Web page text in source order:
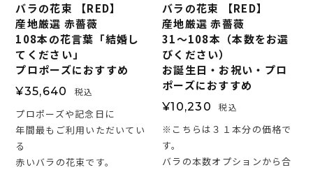
バラの花束 【RED】
産地厳選 赤薔薇
108本の花言葉「結婚し
てください」
プロポーズにおすすめ
¥35,640 税込
プロポーズや記念日に
年間最もご利用いただいてい
る
赤いバラの花束です。
バラの花束 【RED】
産地厳選 赤薔薇
31～108本（本数をお選
びください）
お誕生日・お祝い・プロ
ポーズにおすすめ
¥10,230 税込
※こちらは３１本分の価格で
す。
バラの本数オプションから合